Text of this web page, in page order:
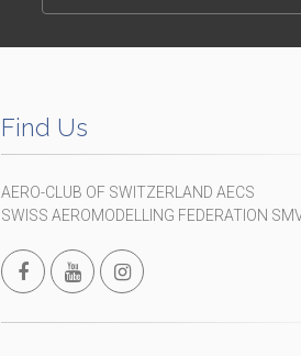
Find Us
AERO-CLUB OF SWITZERLAND AECS
SWISS AEROMODELLING FEDERATION